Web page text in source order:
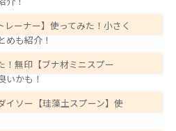
レーナー】使ってみた！小さく
めも紹介！
！無印【ブナ材ミニスプー
いかも！
イソー【珪藻土スプーン】使